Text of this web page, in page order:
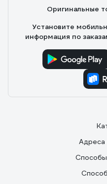
Оригинальные
Установите
информация по
Адреса
Способы